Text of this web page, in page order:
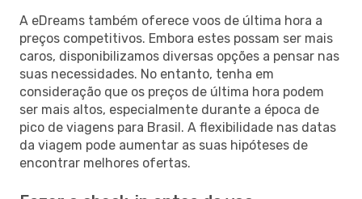
A eDreams também oferece voos de última hora a
preços competitivos. Embora estes possam ser mais
caros, disponibilizamos diversas opções a pensar nas
suas necessidades. No entanto, tenha em
consideração que os preços de última hora podem
ser mais altos, especialmente durante a época de
pico de viagens para Brasil. A flexibilidade nas datas
da viagem pode aumentar as suas hipóteses de
encontrar melhores ofertas.